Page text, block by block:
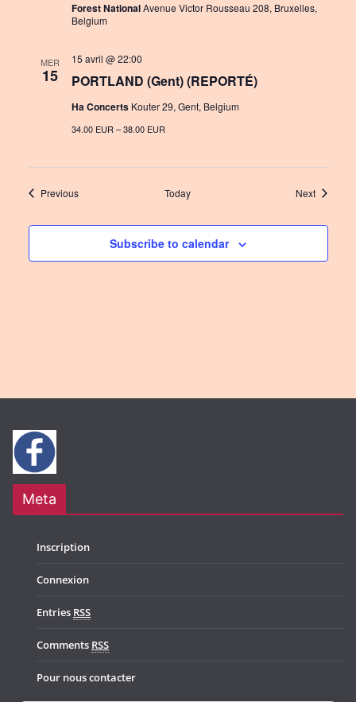
Forest NationalAvenue Victor Rousseau 208, Bruxelles,
Belgium
MER
15 PORTLAND (Gent) (REPORTÉ)
15 avril @ 22:00
Ha Concerts Kouter 29, Gent, Belgium
34.00 EUR – 38.00 EUR
PreviousEvents Today NextEvents
Subscribe to calendar
Meta
Inscription
Connexion
Entries RSS
Comments RSS
Pour nous contacter